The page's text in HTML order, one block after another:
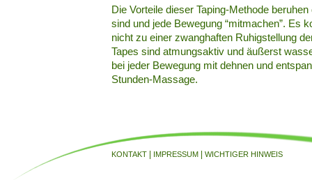
Die Vorteile dieser Taping-Methode
sind und jede Bewegung “mitmachen”. Es
nicht zu einer zwanghaften Ruhigstellung
Tapes sind atmungsaktiv und äußerst
bei jeder Bewegung mit dehnen und
Stunden-Massage.
KONTAKT IMPRESSUM WICHTIGER HINWEIS